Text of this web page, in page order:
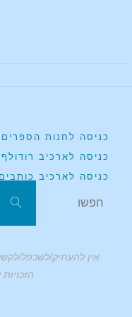
כניסה לחנות הספרים
כניסה לארכיב
כניסה לארכיב
אין להעתיק/לשכפל/